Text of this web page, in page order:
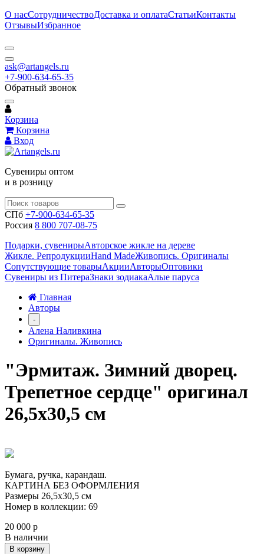
О насСотрудничествоДоставка и оплатаСтатьиКонтакты
ОтзывыИзбранное
ask@artangels.ru
+7-900-634-65-35
Обратный звонок
Корзина
Корзина
Вход
Сувениры оптом
и в розницу
СПб +7-900-634-65-35
Россия 8 800 707-08-75
Подарки, сувенирыАвторское жикле на дереве
Жикле. РепродукцииHand MadeЖивопись. Оригиналы
Сопутствующие товарыАкцииАвторыОптовики
Сувениры из ПитераЗнаки зодиакаАлые паруса
Главная
Авторы
-
Алена Наливкина
Оригиналы. Живопись
"Эрмитаж. Зимний дворец.
Трепетное сердце" оригинал
26,5х30,5 см
Бумага, ручка, карандаш.
КАРТИНА БЕЗ ОФОРМЛЕНИЯ
Размеры 26,5х30,5 см
Номер в коллекции: 69
20 000 р
В наличии
В корзину